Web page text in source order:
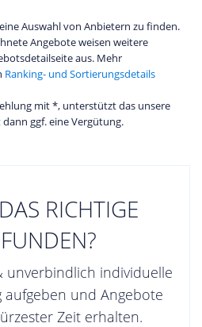
Auswahl von Anbietern zu finden.
Angebote weisen weitere
aus. Mehr
Ranking- und Sortierungsdetails
mit *, unterstützt das unsere
ggf. eine Vergütung.
RICHTIGE
unverbindlich individuelle
aufgeben und Angebote
Zeit erhalten.